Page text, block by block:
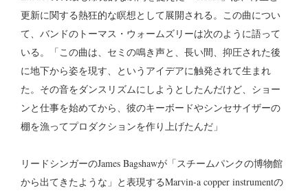
更新に関する熱狂的な瞑想として展開される。この曲につい
て、バンドのトーマス・ウォームズリーは次のように語って
いる。「この曲は、セミの鳴き声と、長い間、抑圧された後
に地下から姿を現す、というアイデアに触発されて生まれ
た。その音をダンスリズムにしようとしたんだけど、ショー
ンと仕事を始めてから、彼のキーボードやシンセサイザーの
棚を漁ってプロダクションを作り上げたんだ」
リードシンガーのJames Bagshawが「スチームパンクの博物館
から出てきたような」と表現するMarvin-a copper instrumentの